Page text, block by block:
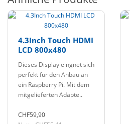
4.3Inch Touch HDMI
LCD 800x480
Dieses Display eingnet sich
perfekt für den Anbau an
ein Raspberry Pi. Mit dem
mitgelieferten Adapte..
CHF59,90